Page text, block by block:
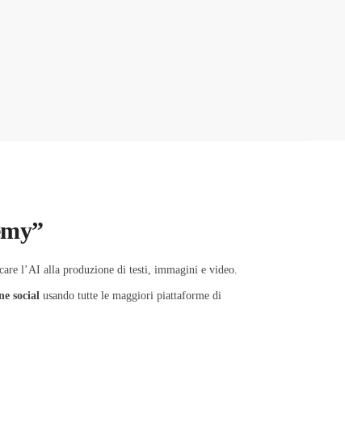
l’AI alla produzione di testi, immagini e video.
social usando tutte le maggiori piattaforme di